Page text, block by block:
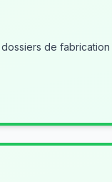
de fabrication